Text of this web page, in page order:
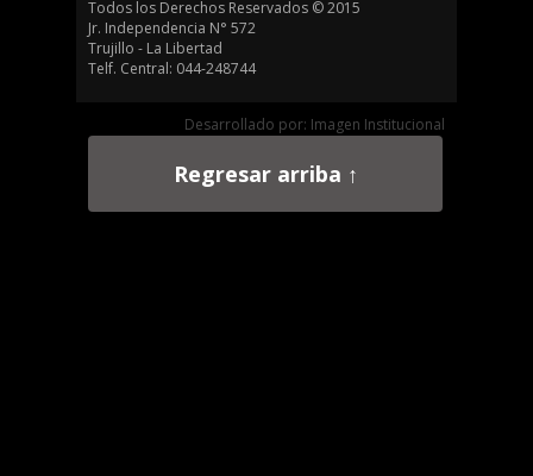
Todos los Derechos Reservados © 2015
Jr. Independencia N° 572
Trujillo - La Libertad
Telf. Central: 044-248744
Desarrollado por: Imagen Institucional
Regresar arriba ↑